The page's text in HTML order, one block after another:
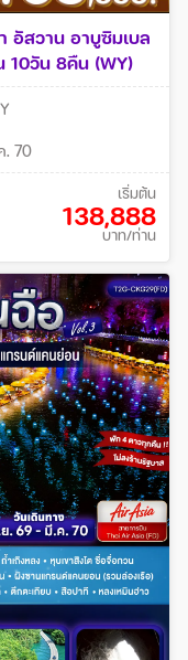
อัสวาน อาบูซิมเบล
10วัน 8คืน (WY)
. 70
เริ่มต้น
138,888
บาท/ท่าน